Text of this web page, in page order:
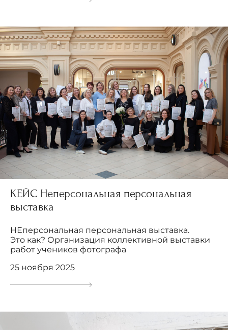
КЕЙС Неперсональная персональная
выставка
НЕперсональная персональная выставка.
Это как? Организация коллективной выставки
работ учеников фотографа
25 ноября 2025